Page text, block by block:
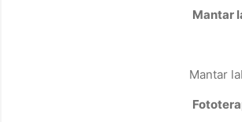
Mantar
Mantar